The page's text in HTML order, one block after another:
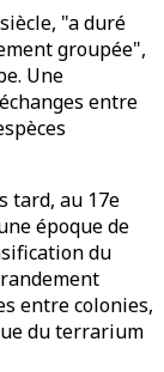
"a duré
groupée",
Une
entre
tard, au 17e
époque de
du
entre colonies,
du terrarium